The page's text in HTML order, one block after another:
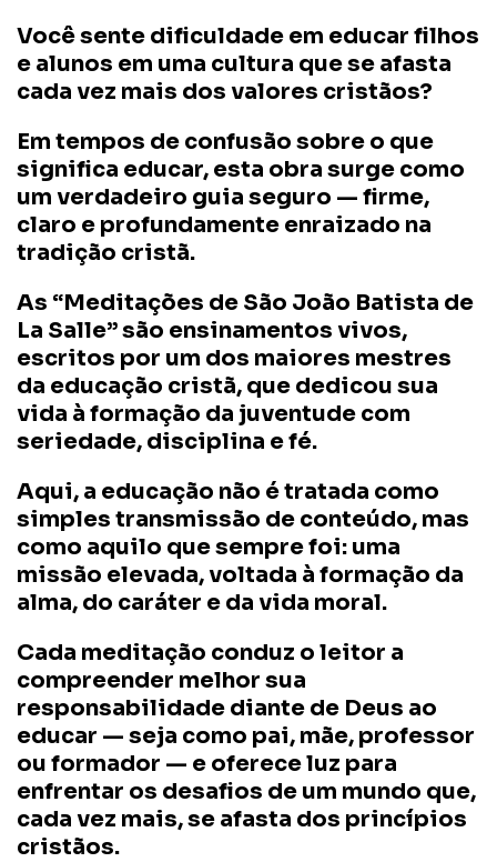
Você sente dificuldade em educar filhos
e alunos em uma cultura que se afasta
cada vez mais dos valores cristãos?
Em tempos de confusão sobre o que
significa educar, esta obra surge como
um verdadeiro guia seguro — firme,
claro e profundamente enraizado na
tradição cristã.
As “Meditações de São João Batista de
La Salle” são ensinamentos vivos,
escritos por um dos maiores mestres
da educação cristã, que dedicou sua
vida à formação da juventude com
seriedade, disciplina e fé.
Aqui, a educação não é tratada como
simples transmissão de conteúdo, mas
como aquilo que sempre foi: uma
missão elevada, voltada à formação da
alma, do caráter e da vida moral.
Cada meditação conduz o leitor a
compreender melhor sua
responsabilidade diante de Deus ao
educar — seja como pai, mãe, professor
ou formador — e oferece luz para
enfrentar os desafios de um mundo que,
cada vez mais, se afasta dos princípios
cristãos.